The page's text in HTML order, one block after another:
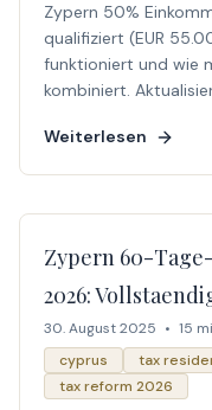
Zypern 50%
qualifiziert (EUR
funktioniert und wie
kombiniert.
Weiterlesen
Zypern 60-
2026:
30. August 2025 • 15
cyprus
tax
tax reform 2026